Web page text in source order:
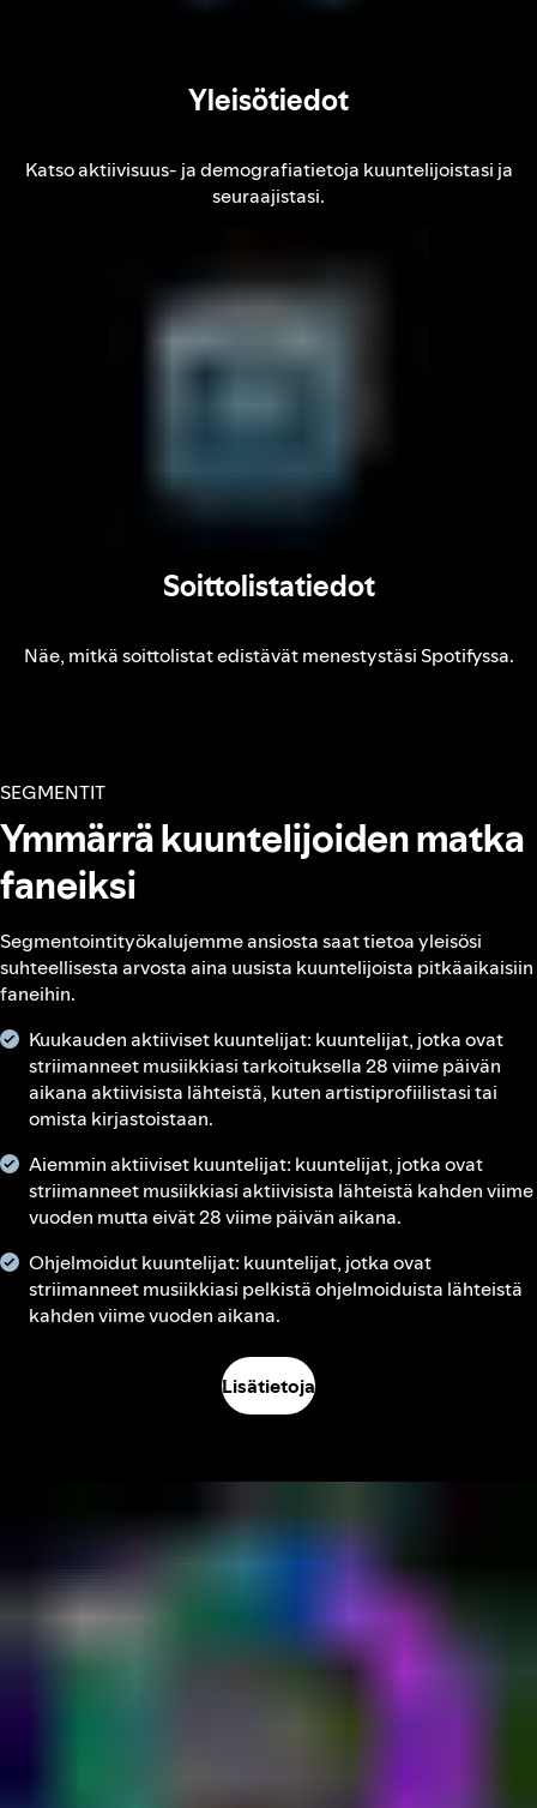
Yleisötiedot
Katso aktiivisuus‑ ja demografiatietoja kuuntelijoistasi ja
seuraajistasi.
Soittolistatiedot
Näe, mitkä soittolistat edistävät menestystäsi Spotifyssa.
SEGMENTIT
Ymmärrä kuuntelijoiden matka
faneiksi
Segmentointityökalujemme ansiosta saat tietoa yleisösi
suhteellisesta arvosta aina uusista kuuntelijoista pitkäaikaisiin
faneihin.
Kuukauden aktiiviset kuuntelijat: kuuntelijat, jotka ovat
striimanneet musiikkiasi tarkoituksella 28 viime päivän
aikana aktiivisista lähteistä, kuten artistiprofiilistasi tai
omista kirjastoistaan.
Aiemmin aktiiviset kuuntelijat: kuuntelijat, jotka ovat
striimanneet musiikkiasi aktiivisista lähteistä kahden viime
vuoden mutta eivät 28 viime päivän aikana.
Ohjelmoidut kuuntelijat: kuuntelijat, jotka ovat
striimanneet musiikkiasi pelkistä ohjelmoiduista lähteistä
kahden viime vuoden aikana.
Lisätietoja